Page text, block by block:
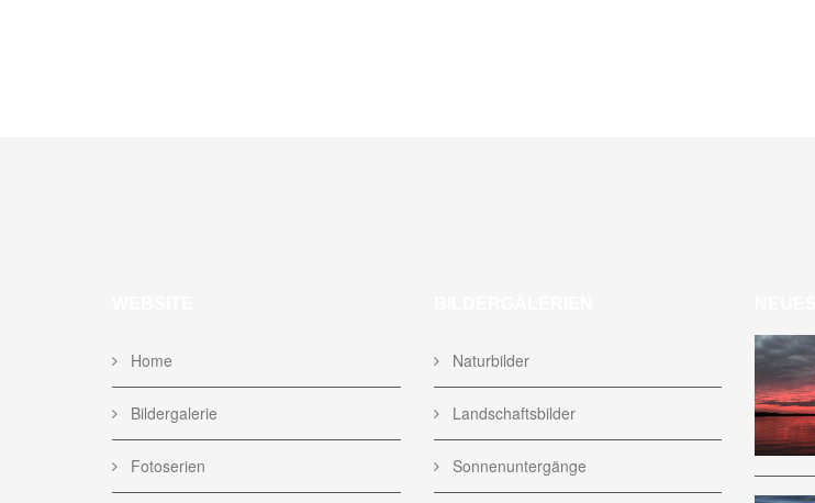
Home
Bildergalerie
Fotoserien
Naturbilder
Landschaftsbilder
Sonnenuntergänge